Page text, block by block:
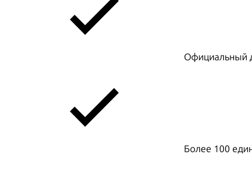
Официальный
Более 100